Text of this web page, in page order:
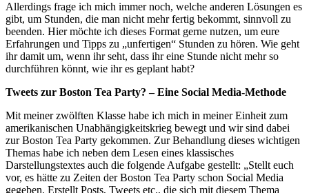
Allerdings frage ich mich immer noch, welche anderen Lösungen es
gibt, um Stunden, die man nicht mehr fertig bekommt, sinnvoll zu
beenden. Hier möchte ich dieses Format gerne nutzen, um eure
Erfahrungen und Tipps zu „unfertigen“ Stunden zu hören. Wie geht
ihr damit um, wenn ihr seht, dass ihr eine Stunde nicht mehr so
durchführen könnt, wie ihr es geplant habt?
Tweets zur Boston Tea Party? – Eine Social Media-Methode
Mit meiner zwölften Klasse habe ich mich in meiner Einheit zum
amerikanischen Unabhängigkeitskrieg bewegt und wir sind dabei
zur Boston Tea Party gekommen. Zur Behandlung dieses wichtigen
Themas habe ich neben dem Lesen eines klassisches
Darstellungstextes auch die folgende Aufgabe gestellt: „Stellt euch
vor, es hätte zu Zeiten der Boston Tea Party schon Social Media
gegeben. Erstellt Posts, Tweets etc., die sich mit diesem Thema